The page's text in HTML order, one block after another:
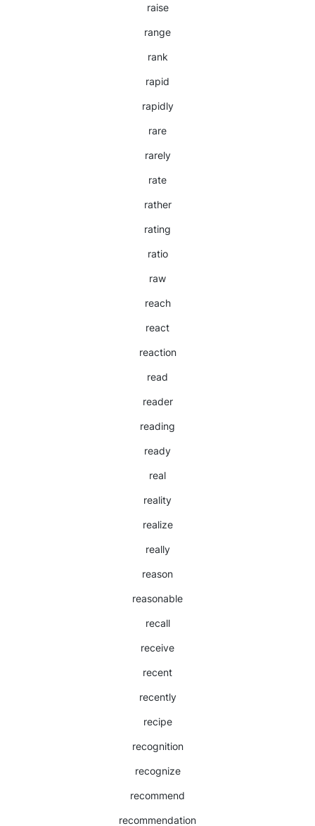
raise
range
rank
rapid
rapidly
rare
rarely
rate
rather
rating
ratio
raw
reach
react
reaction
read
reader
reading
ready
real
reality
realize
really
reason
reasonable
recall
receive
recent
recently
recipe
recognition
recognize
recommend
recommendation